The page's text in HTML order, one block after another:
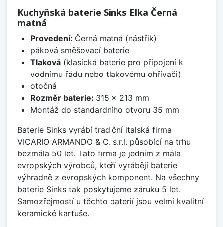
Kuchyňská baterie Sinks Elka Černá
matná
Provedení: Černá matná (nástřik)
páková směšovací baterie
Tlaková(klasická baterie pro připojení k
vodnímu řádu nebo tlakovému ohřívači)
otočná
Rozměr baterie: 315 x 213 mm
Montáž do standardního otvoru 35 mm
Baterie Sinks vyrábí tradiční italská firma
VICARIO ARMANDO & C. s.r.l. působící na trhu
bezmála 50 let. Tato firma je jedním z mála
evropských výrobců, kteří vyrábějí baterie
výhradně z evropských komponent. Na všechny
baterie Sinks tak poskytujeme záruku 5 let.
Samozřejmostí u těchto baterií jsou velmi kvalitní
keramické kartuše.